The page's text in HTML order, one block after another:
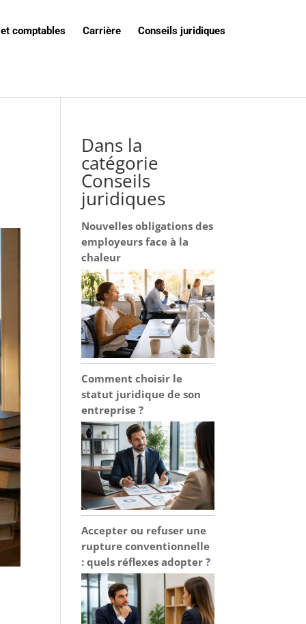
comptables Carrière Conseils juridiques
Dans la
catégorie
Conseils
juridiques
Nouvelles obligations des
employeurs face à la
chaleur
Comment choisir le
statut juridique de son
entreprise ?
Accepter ou refuser une
rupture conventionnelle
: quels réflexes adopter ?